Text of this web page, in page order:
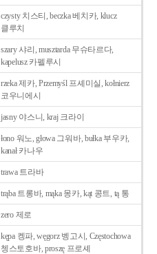
czysty 치스티, beczka 베치카, klucz
클루치
szary 샤리, musztarda 무슈타르다,
kapelusz 카펠루시
rzeka 제카, Przemyśl 프셰미실, kołnierz
코우니에시
jasny 야스니, kraj 크라이
łono 워노, głowa 그워바, bułka 부우카,
kanał 카나우
trawa 트라바
trąba 트롱바, mąka 몽카, kąt 콩트, tą 통
zero 제로
kępa 켕파, węgorz 벵고시, Częstochowa
쳉스토호바, proszę 프로셰